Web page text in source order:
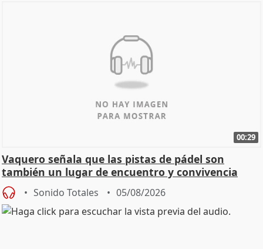
00:29
Vaquero señala que las pistas de pádel son
también un lugar de encuentro y convivencia
Sonido Totales 05/08/2026